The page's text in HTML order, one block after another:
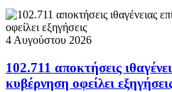
4 Αυγούστου 2026
102.711 αποκτήσεις
κυβέρνηση οφείλει